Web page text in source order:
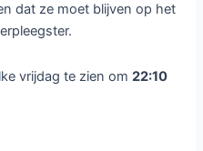
dat ze moet blijven op het
vrijdag te zien om22:10